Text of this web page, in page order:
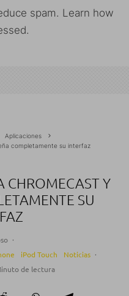
spam. Learn how
Aplicaciones
completamente su interfaz
CHROMECAST Y
SU
·
iPod Touch Noticias ·
de lectura